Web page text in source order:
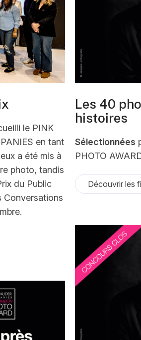
le PINK
en tant
a été mis à
photo, tandis
du Public
Conversations
Les 40
histoires
Sélectionnées
PHOTO
Découvrir les